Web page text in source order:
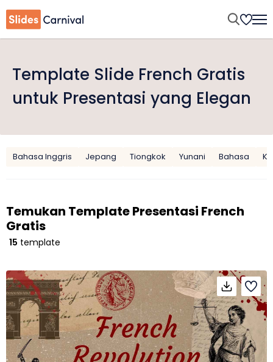
Template Slide French Gratis
untuk Presentasi yang Elegan
Bahasa Inggris Jepang Tiongkok Yunani Bahasa
Temukan Template Presentasi French
Gratis
15 template